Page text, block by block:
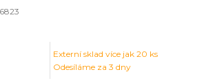
Externí sklad více jak 20 ks
Odesíláme za 3 dny